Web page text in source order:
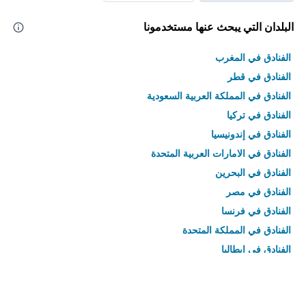
البلدان التي يبحث عنها مستخدمونا
الفنادق في المغرب
الفنادق في قطر
الفنادق في المملكة العربية السعودية
الفنادق في تركيا
الفنادق في إندونيسيا
الفنادق في الامارات العربية المتحدة
الفنادق في البحرين
الفنادق في مصر
الفنادق في فرنسا
الفنادق في المملكة المتحدة
الفنادق في إيطاليا